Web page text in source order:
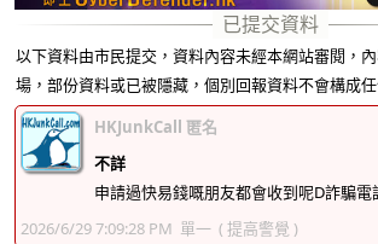
以下資料由市民提交，資料內容未經本網站審閱，
場，部份資料或已被隱藏，個別回報資料不會構成
HKJunkCall 匿名
不詳
申請過快易錢嘅朋友都會收到呢D詐騙電
2026/6/29 7:09:28 PM 單一 ( 提高警覺 )